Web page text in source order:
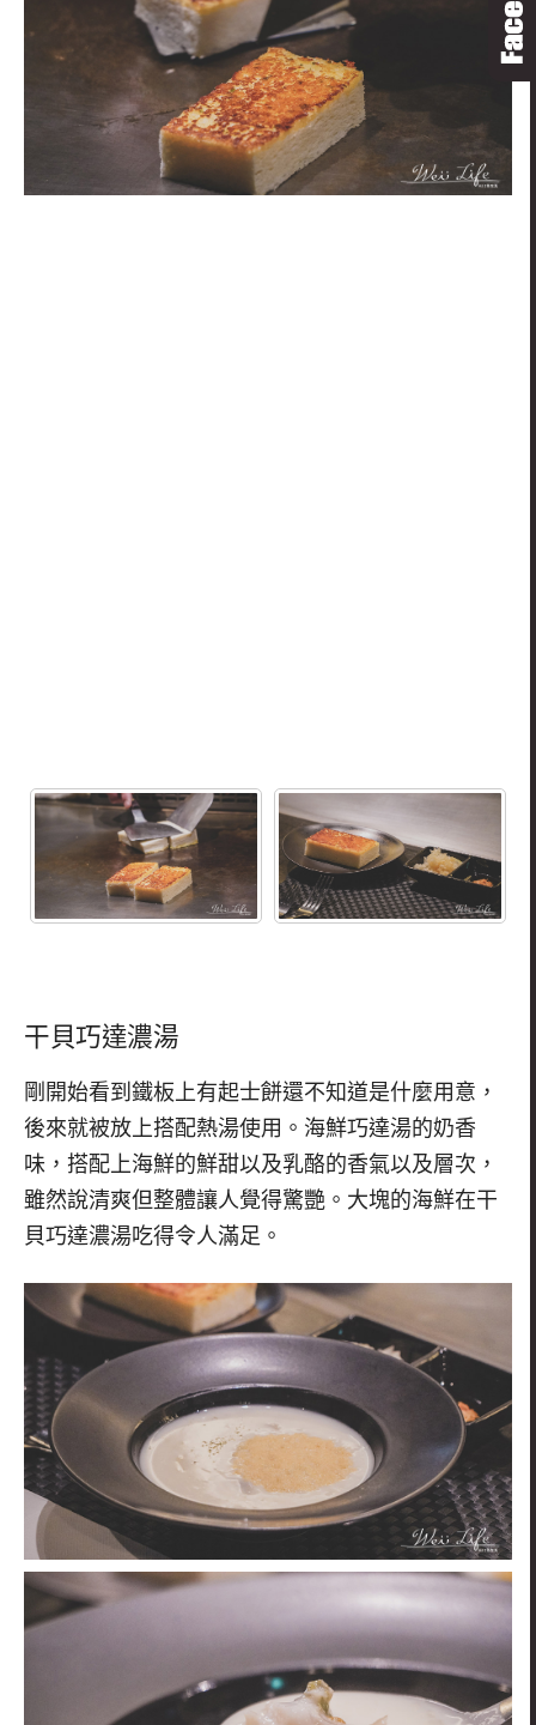
干貝巧達濃湯
剛開始看到鐵板上有起士餅還不知道是什麼用意，
後來就被放上搭配熱湯使用。海鮮巧達湯的奶香
味，搭配上海鮮的鮮甜以及乳酪的香氣以及層次，
雖然說清爽但整體讓人覺得驚艷。大塊的海鮮在干
貝巧達濃湯吃得令人滿足。